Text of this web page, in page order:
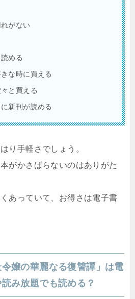
がない
める
な時に買える
と買える
新刊が読める
り手軽さでしょう。
がかさばらないのはありがた
あっていて、お得さは電子書
令嬢の華麗なる復讐譚」は電
み放題でも読める？